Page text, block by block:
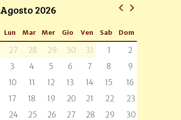
Agosto 2026
Lun Mar Mer Gio Ven Sab Dom
27 28 29 30 31 1
2
3
4 5 6 7 8
9
10
11 12 13 14 15
16
17
18 19 20 21 22
23
24
25 26 27 28 29
30